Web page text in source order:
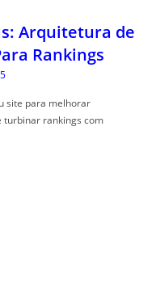
Arquitetura de
Rankings
site para melhorar
turbinar rankings com